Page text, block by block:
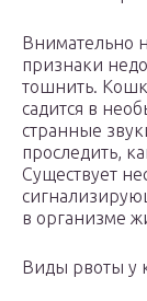
Внимательно
признаки
тошнить.
садится в
странные
проследить,
Существует
в организме
Виды рвоты у